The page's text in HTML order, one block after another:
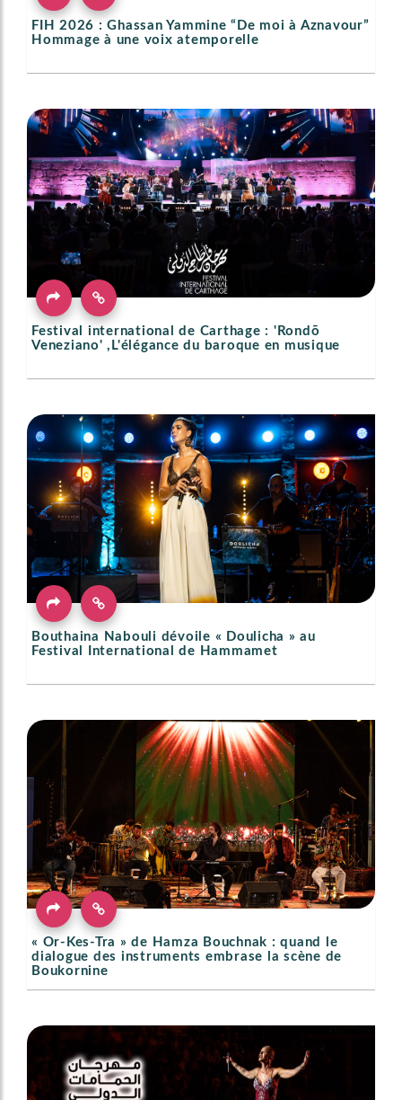
FIH 2026 : Ghassan Yammine “De moi à Aznavour”
Hommage à une voix atemporelle
Festival international de Carthage : 'Rondō
Veneziano' ,L'élégance du baroque en musique
Bouthaina Nabouli dévoile « Doulicha » au
Festival International de Hammamet
« Or-Kes-Tra » de Hamza Bouchnak : quand le
dialogue des instruments embrase la scène de
Boukornine